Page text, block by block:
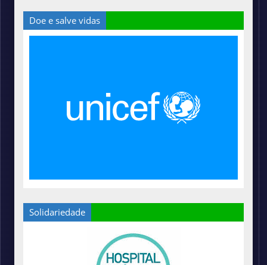
Doe e salve vidas
Solidariedade